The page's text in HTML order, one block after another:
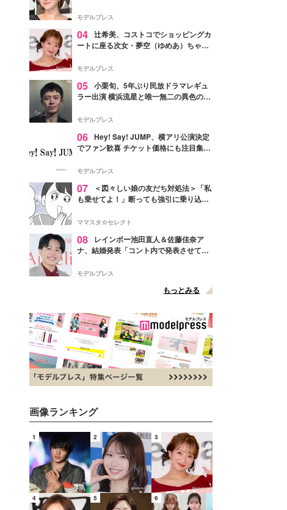
モデルプレス
04 辻希美、コストコでショッピングカ
ートに座る次女・夢空（ゆめあ）ちゃん
ぎ」「成長を感じる」の声
モデルプレス
05 小栗旬、5年ぶり民放ドラマレギュ
ラー出演 横浜流星と唯一無二の異色のバ
モデルプレス
06 Hey! Say! JUMP、横アリ公演決定
でファン歓喜 チケット価格にも注目集ま
モデルプレス
07
＜図々しい娘の友だち対処法＞「私
も乗せてよ！」断っても強引に乗り込ん
ママスタ☆セレクト
08
レインボー池田直人＆佐藤佳奈ア
ナ、結婚発表「コント内で発表させてい
点変更のため
モデルプレス
もっとみる
画像ランキング
1 2 3
4 5 6